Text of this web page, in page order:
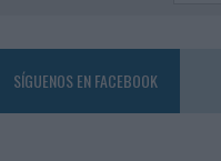
SÍGUENOS EN FACEBOOK